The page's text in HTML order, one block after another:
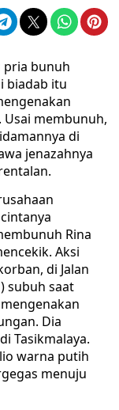
pria bunuh
biadab itu
Usai membunuh,
di
jenazahnya
Rina
Aksi
di Jalan
subuh saat
Dia
Tasikmalaya.
warna putih
menuju